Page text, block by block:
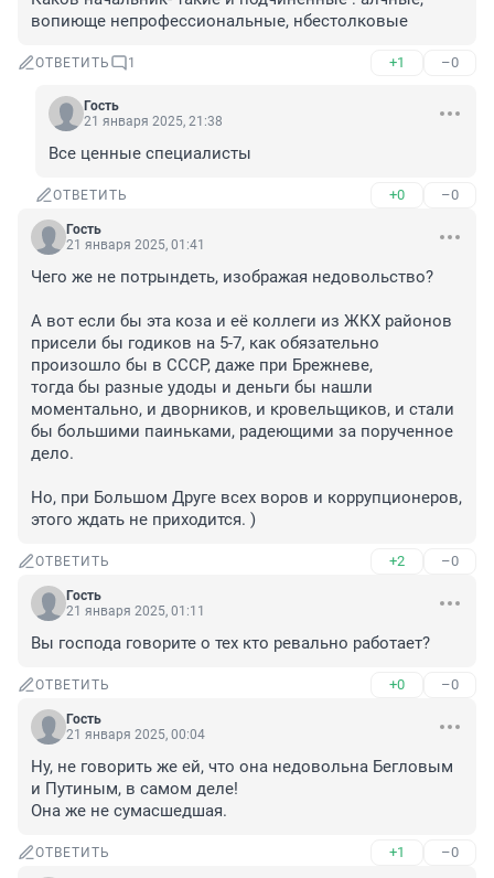
вопиюще непрофессиональные, нбестолковые
ОТВЕТИТЬ 1 +1 –0
Гость
21 января 2025, 21:38
Все ценные специалисты
ОТВЕТИТЬ +0 –0
Гость
21 января 2025, 01:41
Чего же не потрындеть, изображая недовольство?
А вот если бы эта коза и её коллеги из ЖКХ районов
присели бы годиков на 5-7, как обязательно
произошло бы в СССР, даже при Брежневе,
тогда бы разные удоды и деньги бы нашли
моментально, и дворников, и кровельщиков, и стали
бы большими паиньками, радеющими за порученное
дело.
Но, при Большом Друге всех воров и коррупционеров,
этого ждать не приходится. )
ОТВЕТИТЬ +2 –0
Гость
21 января 2025, 01:11
Вы господа говорите о тех кто ревально работает?
ОТВЕТИТЬ +0 –0
Гость
21 января 2025, 00:04
Ну, не говорить же ей, что она недовольна Бегловым
и Путиным, в самом деле!
Она же не сумасшедшая.
ОТВЕТИТЬ +1 –0